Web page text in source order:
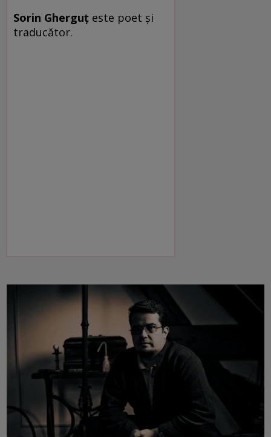
Sorin Gherguţ este poet şi
traducător.